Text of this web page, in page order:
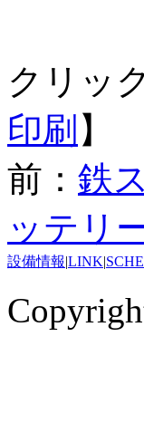
クリッ
印刷 】
前： 鉄
ッテリ
設備情報|LINK|